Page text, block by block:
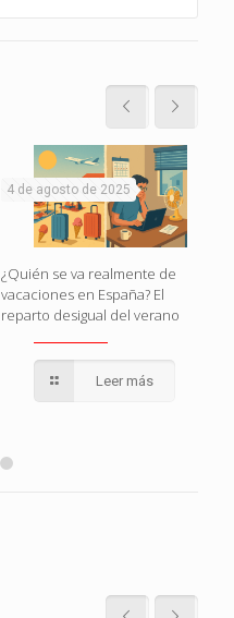
4 de agosto de 2025
¿Quién se va realmente de
vacaciones en España? El
reparto desigual del verano
Leer más